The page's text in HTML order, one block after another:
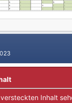
Inhalt